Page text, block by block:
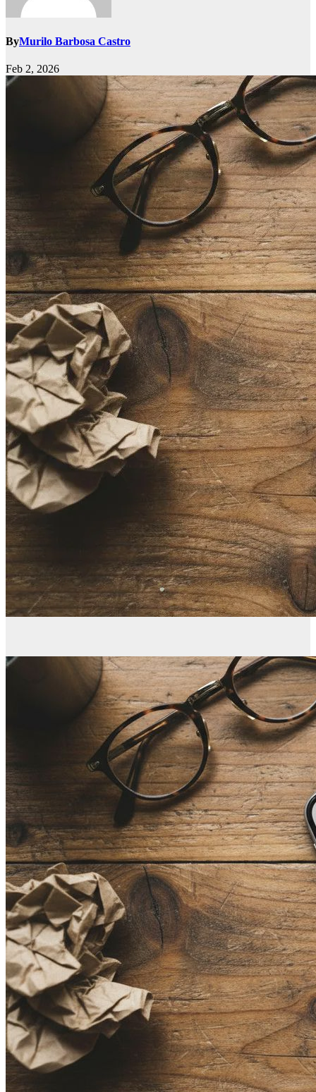
ByMurilo Barbosa Castro
Feb 2, 2026